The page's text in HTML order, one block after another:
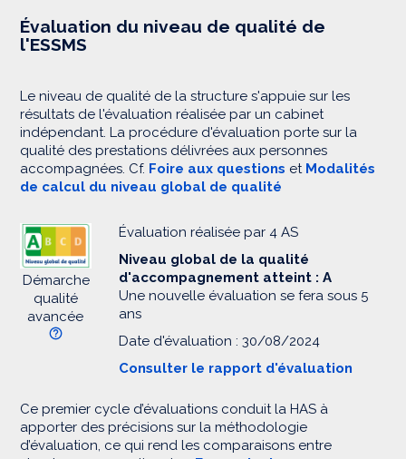
Évaluation du niveau de qualité de
l'ESSMS
Le niveau de qualité de la structure s'appuie sur les
résultats de l'évaluation réalisée par un cabinet
indépendant. La procédure d'évaluation porte sur la
qualité des prestations délivrées aux personnes
accompagnées. Cf. Foire aux questions et Modalités
de calcul du niveau global de qualité
Démarche
qualité
avancée
Évaluation réalisée par 4 AS
Niveau global de la qualité
d'accompagnement atteint : A
Une nouvelle évaluation se fera sous 5
ans
Date d'évaluation : 30/08/2024
Consulter le rapport d'évaluation
Ce premier cycle d’évaluations conduit la HAS à
apporter des précisions sur la méthodologie
d’évaluation, ce qui rend les comparaisons entre